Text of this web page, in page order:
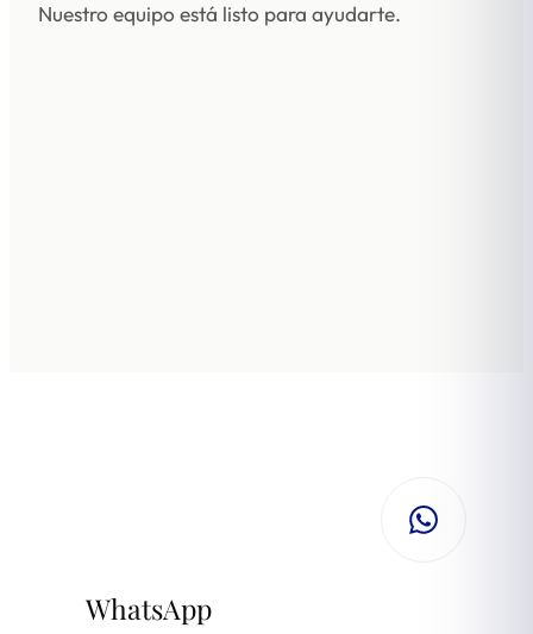
Nuestro equipo está listo para ayudarte.
WhatsApp